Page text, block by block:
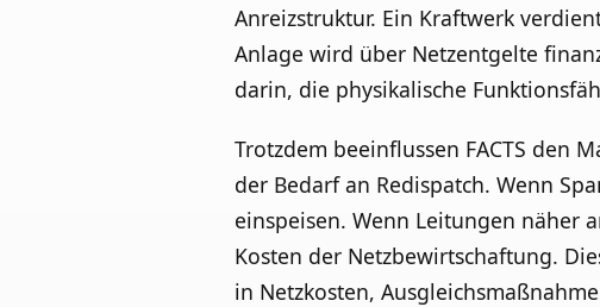
Anreizstruktur. Ein Kraftwerk
Anlage wird über Netzentgelte
darin, die physikalische
Trotzdem beeinflussen FACTS den
der Bedarf an Redispatch. Wenn
einspeisen. Wenn Leitungen näher
Kosten der Netzbewirtschaftung.
in Netzkosten,